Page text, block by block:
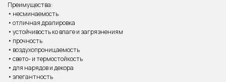
Преимущества:
• несминаемость
• отличная драпировка
• устойчивость ко влаге и загрязнениям
• прочность
• воздухопроницаемость
• свето- и термостойкость
• для нарядов и декора
• элегантность
ВАМ МОЖЕТ ПОНРАВИТЬСЯ